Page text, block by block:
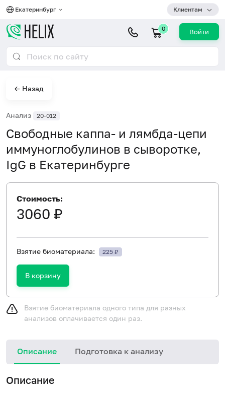
Екатеринбург Клиентам
0 Войти
← Назад
Анализ 20-012
Свободные каппа- и лямбда-цепи
иммуноглобулинов в сыворотке,
IgG в Екатеринбурге
Стоимость:
3060 ₽
Взятие биоматериала: 225 ₽
В корзину
Взятие биоматериала одного типа для разных
анализов оплачивается один раз.
Описание Подготовка к анализу
Описание